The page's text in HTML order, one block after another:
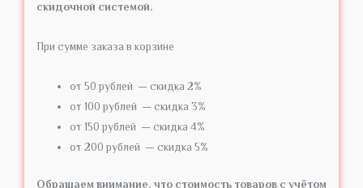
скидочной системой.
При сумме заказа в корзине
от 50 рублей — скидка 2%
от 100 рублей — скидка 3%
от 150 рублей — скидка 4%
от 200 рублей — скидка 5%
Обращаем внимание, что стоимость товаров с учётом